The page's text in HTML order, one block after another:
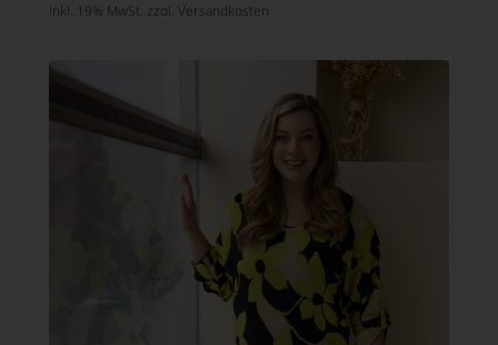
inkl. 19% MwSt. zzgl. Versandkosten